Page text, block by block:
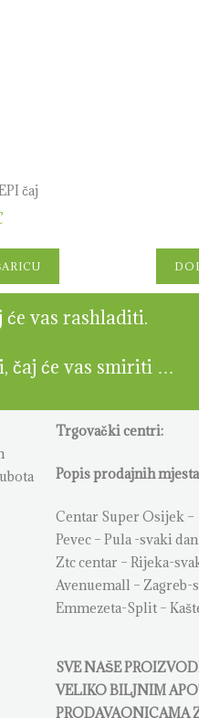
čaj
će vas rashladiti.
čaj će vas smiriti …
Trgovački centri:
Popis prodajnih mjesta
Centar Super Osijek
Pevec – Pula -svaki dan
Ztc centar – Rijeka-
Avenuemall – Zagreb-
Emmezeta-Split –
SVE NAŠE
VELIKO BILJNIM
PRODAVAONICAMA